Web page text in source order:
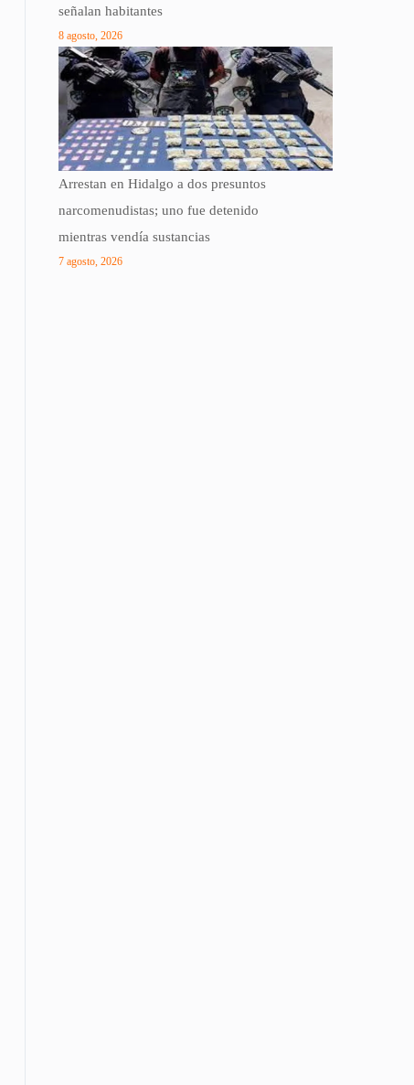
señalan habitantes
8 agosto, 2026
Arrestan en Hidalgo a dos presuntos
narcomenudistas; uno fue detenido
mientras vendía sustancias
7 agosto, 2026